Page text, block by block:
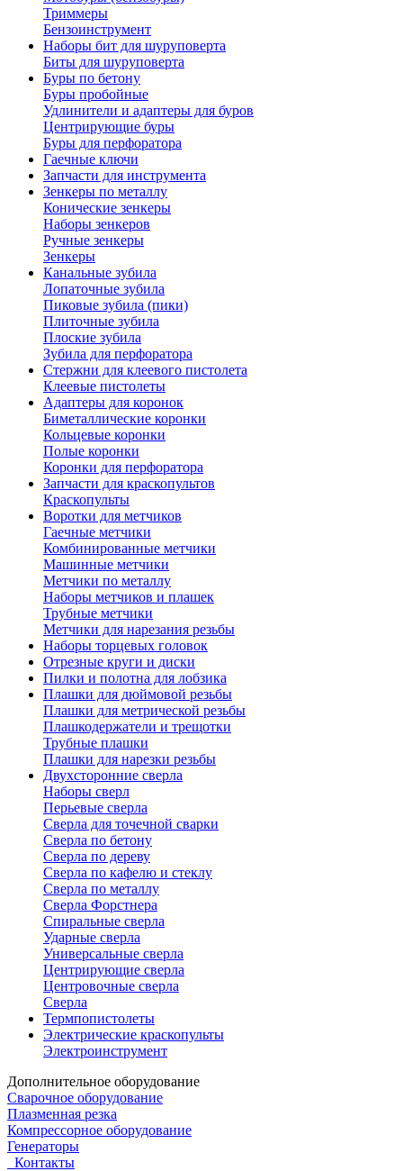
Триммеры
Бензоинструмент
Наборы бит для шуруповерта
Биты для шуруповерта
Буры по бетону
Буры пробойные
Удлинители и адаптеры для буров
Центрирующие буры
Буры для перфоратора
Гаечные ключи
Запчасти для инструмента
Зенкеры по металлу
Конические зенкеры
Наборы зенкеров
Ручные зенкеры
Зенкеры
Канальные зубила
Лопаточные зубила
Пиковые зубила (пики)
Плиточные зубила
Плоские зубила
Зубила для перфоратора
Стержни для клеевого пистолета
Клеевые пистолеты
Адаптеры для коронок
Биметаллические коронки
Кольцевые коронки
Полые коронки
Коронки для перфоратора
Запчасти для краскопультов
Краскопульты
Воротки для метчиков
Гаечные метчики
Комбинированные метчики
Машинные метчики
Метчики по металлу
Наборы метчиков и плашек
Трубные метчики
Метчики для нарезания резьбы
Наборы торцевых головок
Отрезные круги и диски
Пилки и полотна для лобзика
Плашки для дюймовой резьбы
Плашки для метрической резьбы
Плашкодержатели и трещотки
Трубные плашки
Плашки для нарезки резьбы
Двухсторонние сверла
Наборы сверл
Перьевые сверла
Сверла для точечной сварки
Сверла по бетону
Сверла по дереву
Сверла по кафелю и стеклу
Сверла по металлу
Сверла Форстнера
Спиральные сверла
Ударные сверла
Универсальные сверла
Центрирующие сверла
Центровочные сверла
Сверла
Термпопистолеты
Электрические краскопульты
Электроинструмент
Дополнительное оборудование
Сварочное оборудование
Плазменная резка
Компрессорное оборудование
Генераторы
Контакты